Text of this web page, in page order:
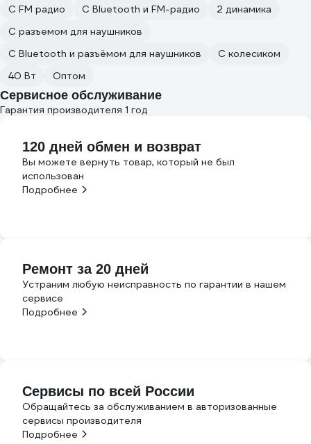
С FM радио
С Bluetooth и FM-радио
2 динамика
С разъемом для наушников
С Bluetooth и разъёмом для наушников
С колесиком
40 Вт
Оптом
Сервисное обслуживание
Гарантия производителя 1 год
120 дней обмен и возврат
Вы можете вернуть товар, который не был
использован
Подробнее
Ремонт за 20 дней
Устраним любую неисправность по гарантии в нашем
сервисе
Подробнее
Сервисы по всей России
Обращайтесь за обслуживанием в авторизованные
сервисы производителя
Подробнее